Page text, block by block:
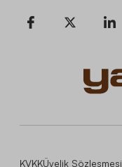
KVKKÜyelik Sözleşmesi